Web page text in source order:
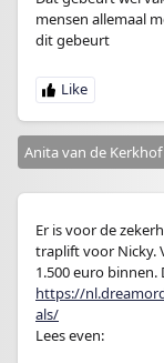
mensen allemaal
dit gebeurt
Anita van de Kerkhof
Er is voor de
traplift voor Nicky.
1.500 euro binnen.
https://
als/
Lees even: